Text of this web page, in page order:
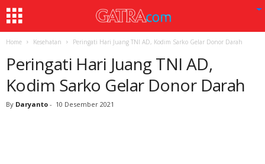
Home Kesehatan Peringati Hari Juang TNI AD, Kodim Sarko Gelar Donor Darah
Peringati Hari Juang TNI AD,
Kodim Sarko Gelar Donor Darah
By Daryanto - 10 Desember 2021